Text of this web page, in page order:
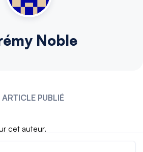
Noble
PUBLIÉ
cet auteur.